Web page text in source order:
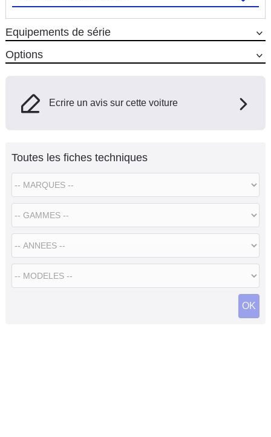
Equipements de série
Options
Ecrire un avis sur cette voiture
Toutes les fiches techniques